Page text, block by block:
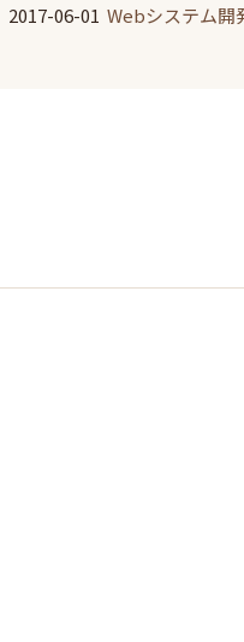
2017-06-01 Webシステム開